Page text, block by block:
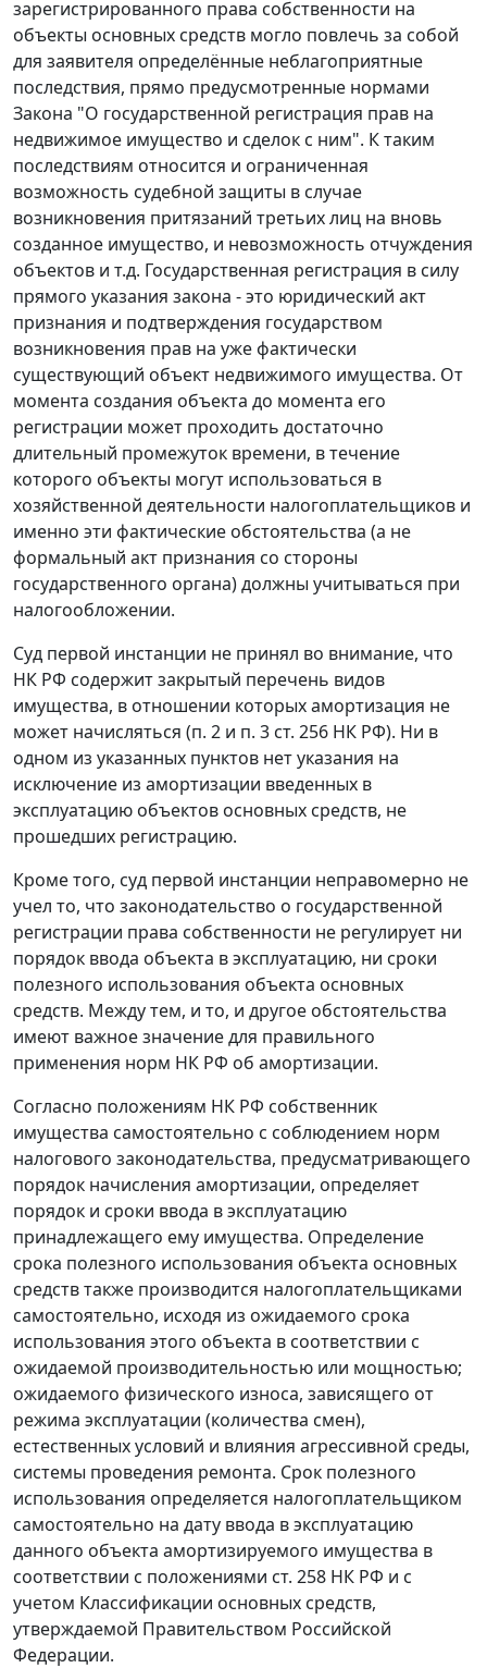
зарегистрированного права собственности на
объекты основных средств могло повлечь за собой
для заявителя определённые неблагоприятные
последствия, прямо предусмотренные нормами
Закона "О государственной регистрация прав на
недвижимое имущество и сделок с ним". К таким
последствиям относится и ограниченная
возможность судебной защиты в случае
возникновения притязаний третьих лиц на вновь
созданное имущество, и невозможность отчуждения
объектов и т.д. Государственная регистрация в силу
прямого указания закона - это юридический акт
признания и подтверждения государством
возникновения прав на уже фактически
существующий объект недвижимого имущества. От
момента создания объекта до момента его
регистрации может проходить достаточно
длительный промежуток времени, в течение
которого объекты могут использоваться в
хозяйственной деятельности налогоплательщиков и
именно эти фактические обстоятельства (а не
формальный акт признания со стороны
государственного органа) должны учитываться при
налогообложении.
Суд первой инстанции не принял во внимание, что
НК РФ содержит закрытый перечень видов
имущества, в отношении которых амортизация не
может начисляться (п. 2 и п. 3 ст. 256 НК РФ). Ни в
одном из указанных пунктов нет указания на
исключение из амортизации введенных в
эксплуатацию объектов основных средств, не
прошедших регистрацию.
Кроме того, суд первой инстанции неправомерно не
учел то, что законодательство о государственной
регистрации права собственности не регулирует ни
порядок ввода объекта в эксплуатацию, ни сроки
полезного использования объекта основных
средств. Между тем, и то, и другое обстоятельства
имеют важное значение для правильного
применения норм НК РФ об амортизации.
Согласно положениям НК РФ собственник
имущества самостоятельно с соблюдением норм
налогового законодательства, предусматривающего
порядок начисления амортизации, определяет
порядок и сроки ввода в эксплуатацию
принадлежащего ему имущества. Определение
срока полезного использования объекта основных
средств также производится налогоплательщиками
самостоятельно, исходя из ожидаемого срока
использования этого объекта в соответствии с
ожидаемой производительностью или мощностью;
ожидаемого физического износа, зависящего от
режима эксплуатации (количества смен),
естественных условий и влияния агрессивной среды,
системы проведения ремонта. Срок полезного
использования определяется налогоплательщиком
самостоятельно на дату ввода в эксплуатацию
данного объекта амортизируемого имущества в
соответствии с положениями ст. 258 НК РФ и с
учетом Классификации основных средств,
утверждаемой Правительством Российской
Федерации.